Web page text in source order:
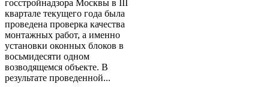
госстройнадзора Москвы в III
квартале текущего года была
проведена проверка качества
монтажных работ, а именно
установки оконных блоков в
восьмидесяти одном
возводящемся объекте. В
результате проведенной...